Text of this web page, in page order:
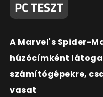
PC TESZT
A Marvel's Spider-
húzócímként
számítógépekre,
vasat